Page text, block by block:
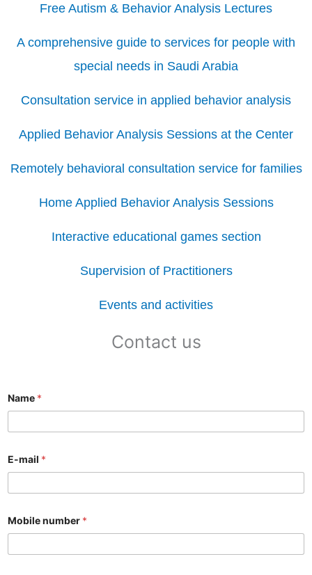
Free Autism & Behavior Analysis Lectures
A comprehensive guide to services for people with
special needs in Saudi Arabia
Consultation service in applied behavior analysis
Applied Behavior Analysis Sessions at the Center
Remotely behavioral consultation service for families
Home Applied Behavior Analysis Sessions
Interactive educational games section
Supervision of Practitioners
Events and activities
Contact us
Name *
E-mail *
Mobile number *